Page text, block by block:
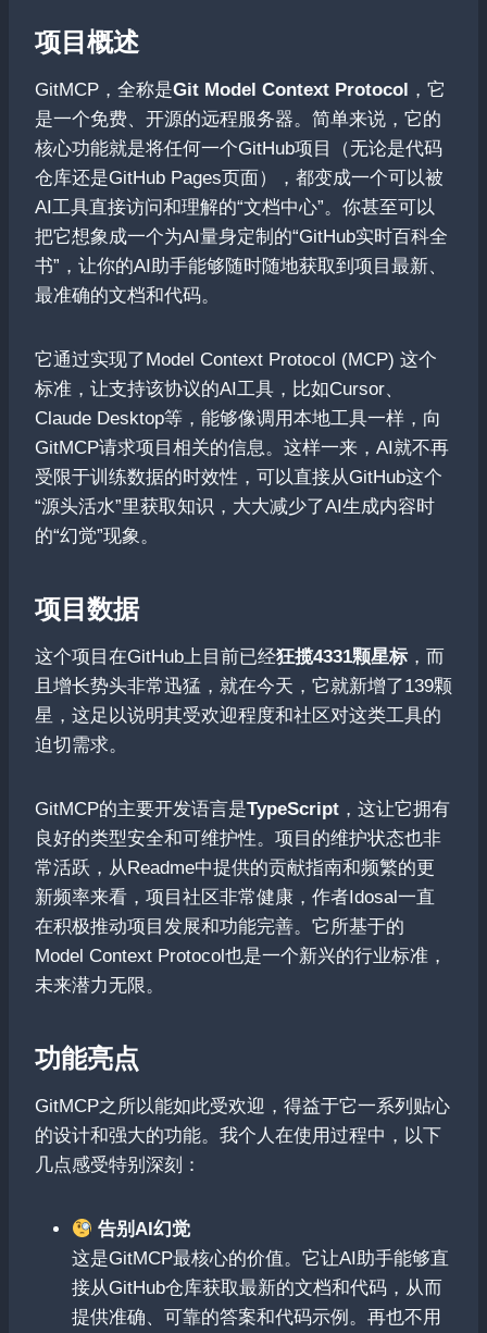
项目概述
GitMCP，全称是Git Model Context Protocol ，它
是一个免费、开源的远程服务器。简单来说，它的
核心功能就是将任何一个GitHub项目（无论是代码
仓库还是GitHub Pages页面），都变成一个可以被
AI工具直接访问和理解的“文档中心”。你甚至可以
把它想象成一个为AI量身定制的“GitHub实时百科全
书”，让你的AI助手能够随时随地获取到项目最新、
最准确的文档和代码。
它通过实现了Model Context Protocol (MCP) 这个
标准，让支持该协议的AI工具，比如Cursor、
Claude Desktop等，能够像调用本地工具一样，向
GitMCP请求项目相关的信息。这样一来，AI就不再
受限于训练数据的时效性，可以直接从GitHub这个
“源头活水”里获取知识，大大减少了AI生成内容时
的“幻觉”现象。
项目数据
这个项目在GitHub上目前已经狂揽4331颗星标 ，而
且增长势头非常迅猛，就在今天，它就新增了139颗
星，这足以说明其受欢迎程度和社区对这类工具的
迫切需求。
GitMCP的主要开发语言是TypeScript ，这让它拥有
良好的类型安全和可维护性。项目的维护状态也非
常活跃，从Readme中提供的贡献指南和频繁的更
新频率来看，项目社区非常健康，作者Idosal一直
在积极推动项目发展和功能完善。它所基于的
Model Context Protocol也是一个新兴的行业标准，
未来潜力无限。
功能亮点
GitMCP之所以能如此受欢迎，得益于它一系列贴心
的设计和强大的功能。我个人在使用过程中，以下
几点感受特别深刻：
告别AI幻觉
这是GitMCP最核心的价值。它让AI助手能够直
接从GitHub仓库获取最新的文档和代码，从而
提供准确、可靠的答案和代码示例。再也不用